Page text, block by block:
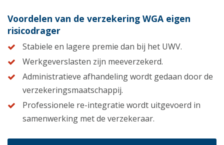
Voordelen van de verzekering WGA eigen
risicodrager
Stabiele en lagere premie dan bij het UWV.
Werkgeverslasten zijn meeverzekerd.
Administratieve afhandeling wordt gedaan door de
verzekeringsmaatschappij.
Professionele re-integratie wordt uitgevoerd in
samenwerking met de verzekeraar.